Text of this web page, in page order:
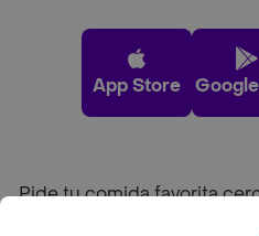
App Store
Pide tu comida favorita